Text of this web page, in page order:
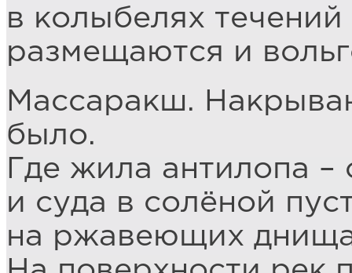
в колыбелях
размещаются и
Массаракш.
было.
Где жила антилопа –
и суда в солёной
на ржавеющих